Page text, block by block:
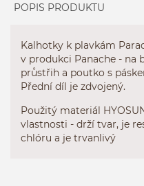
POPIS PRODUKTU
Kalhotky k plavkám
v produkci Panache - na
průstřih a poutko s
Přední díl je zdvojený.
Použitý materiál
vlastnosti - drží tvar, je
chlóru a je trvanlivý